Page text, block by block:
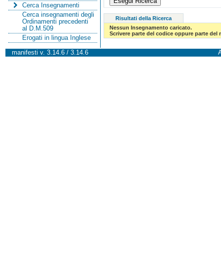
Cerca Insegnamenti
Cerca insegnamenti degli
Ordinamenti precedenti
al D.M.509
Erogati in lingua Inglese
Risultati della Ricerca
Nessun Insegnamento caricato.
Scrivere parte del codice oppure parte
manifesti v. 3.14.6 / 3.14.6